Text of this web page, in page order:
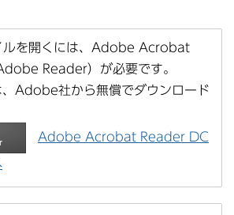
ルを開くには、Adobe Acrobat
Reader）が必要です。
、Adobe社から無償でダウンロード
Adobe Acrobat Reader DC